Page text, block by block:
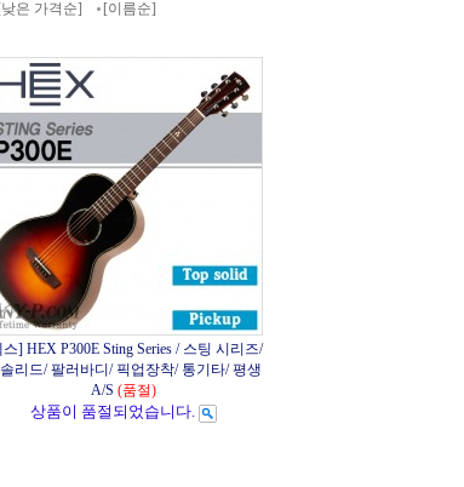
[낮은 가격순] [이름순]
스] HEX P300E Sting Series / 스팅 시리즈/
리드/ 팔러바디/ 픽업장착/ 통기타/ 평생
A/S (품절)
상품이 품절되었습니다.